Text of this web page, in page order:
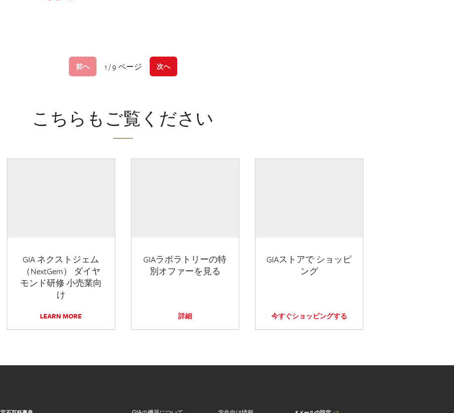
前へ 1 / 9 ページ 次へ
こちらもご覧ください
GIA ネクストジェム
（NextGem） ダイヤ
モンド研修 小売業向
け
LEARN MORE
GIAラボラトリーの特
別オファーを見る
詳細
GIAストアで ショッピ
ング
今すぐショッピングする